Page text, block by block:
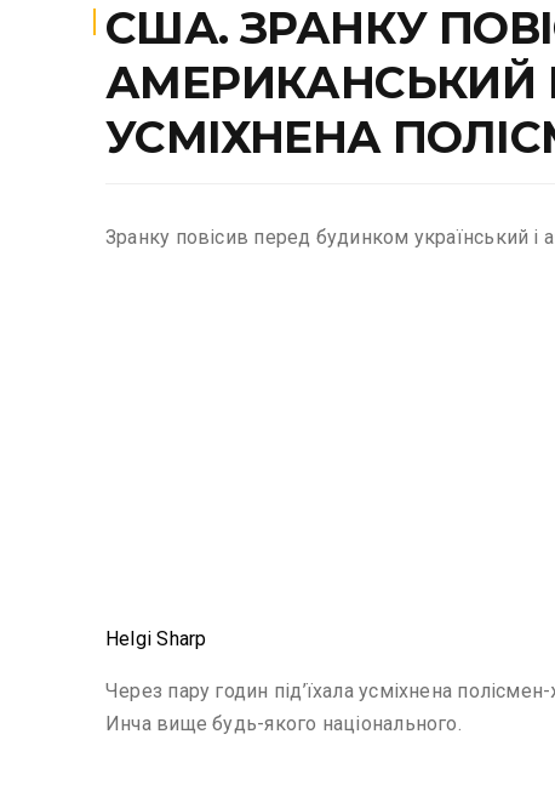
США. ЗРАНКУ
АМЕРИКАНСЬКИЙ
УСМІХНЕНА
Зранку повісив перед будинком український і
Helgi Sharp
Через пару годин під’їхала усміхнена
Инча вище будь-якого національного.